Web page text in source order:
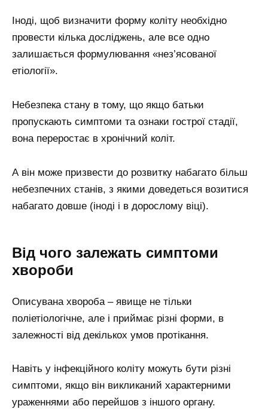
Іноді, щоб визначити форму коліту необхідно
провести кілька досліджень, але все одно
залишається формулювання «нез’ясованої
етіології».
Небезпека стану в тому, що якщо батьки
пропускають симптоми та ознаки гострої стадії,
вона переростає в хронічний коліт.
А він може призвести до розвитку набагато більш
небезпечних станів, з якими доведеться возитися
набагато довше (іноді і в дорослому віці).
Від чого залежать симптоми
хвороби
Описувана хвороба – явище не тільки
поліетіологічне, але і приймає різні форми, в
залежності від декількох умов протікання.
Навіть у інфекційного коліту можуть бути різні
симптоми, якщо він викликаний характерними
ураженнями або перейшов з іншого органу.